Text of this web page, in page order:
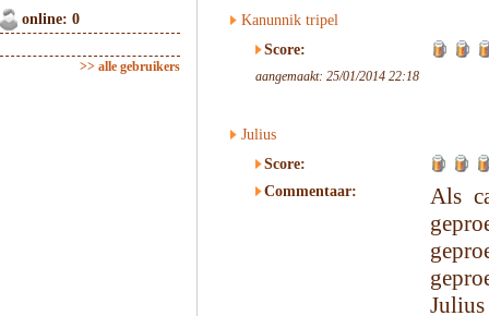
online: 0
>> alle gebruikers
Kanunnik tripel
Score:
aangemaakt: 25/01/2014 22:18
Julius
Score:
Commentaar:
Als